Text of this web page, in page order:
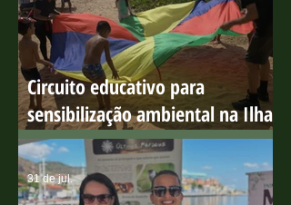
Circuito educativo para
sensibilização ambiental na Ilha
do Boi
há 4 dias